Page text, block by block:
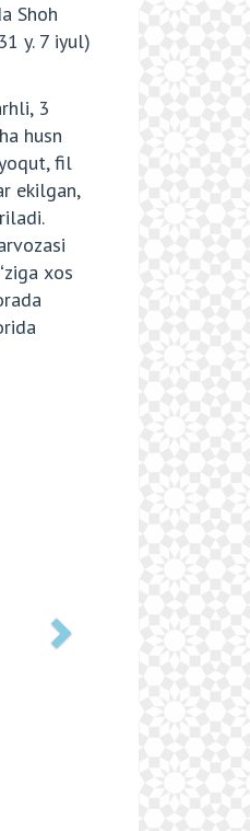
Shoh
y. 7 iyul)
3
husn
fil
ekilgan,
xos